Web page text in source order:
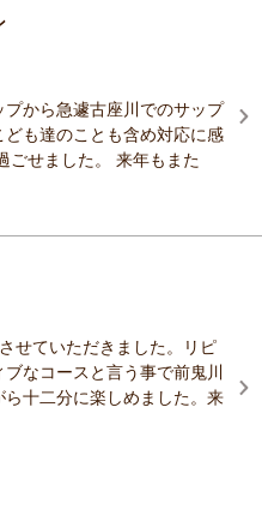
から急遽古座川でのサップ
も達のことも含め対応に感
ごせました。 来年もまた
せていただきました。リピ
なコースと言う事で前鬼川
十二分に楽しめました。来